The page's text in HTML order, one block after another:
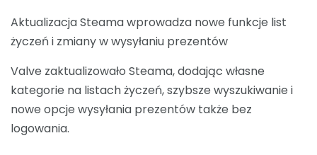
Aktualizacja Steama wprowadza nowe funkcje list
życzeń i zmiany w wysyłaniu prezentów
Valve zaktualizowało Steama, dodając własne
kategorie na listach życzeń, szybsze wyszukiwanie i
nowe opcje wysyłania prezentów także bez
logowania.